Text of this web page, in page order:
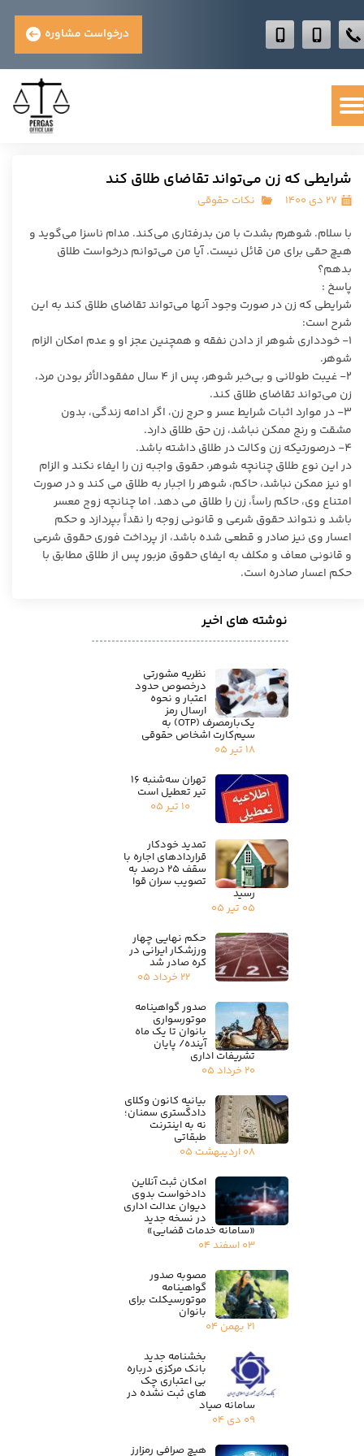
درخواست مشاوره
شرایطی که زن می‌تواند تقاضای طلاق کند
۲۷ دی ۱۴۰۰ نکات حقوقی
با سلام. شوهرم بشدت با من بدرفتاری می‌کند. مدام ناسزا می‌گوید و
هیچ حقی برای من قائل نیست. آیا من می‌توانم درخواست طلاق
بدهم؟
پاسخ :
شرایطی که زن در صورت وجود آنها می‌تواند تقاضای طلاق کند به این
شرح است:
۱- خودداری شوهر از دادن نفقه و همچنین عجز او و عدم امکان الزام
شوهر.
۲- غیبت طولانی و بی‌خبر شوهر، پس از 4 سال مفقود‌الأثر بودن مرد،
زن می‌تواند تقاضای طلاق کند.
۳- در موارد اثبات شرایط عسر و حرج زن، اگر ادامه زندگی، بدون
مشقت و رنج ممکن نباشد، زن حق طلاق دارد.
4- درصورتیکه زن وکالت در طلاق داشته باشد.
در این نوع طلاق چنانچه شوهر، حقوق واجبه زن را ایفاء نکند و الزام
او نیز ممکن نباشد، حاکم، شوهر را اجبار به طلاق می کند و در صورت
امتناع وی، حاکم راساً، زن را طلاق می دهد. اما چنانچه زوج معسر
باشد و نتواند حقوق شرعی و قانونی زوجه را نقداً بپردازد و حکم
اعسار وی نیز صادر و قطعی شده باشد، از پرداخت فوری حقوق شرعی
و قانونی معاف و مکلف به ایفای حقوق مزبور پس از طلاق مطابق با
حکم اعسار صادره است.
نوشته های اخیر
نظریه مشورتی
درخصوص حدود
اعتبار و نحوه
ارسال رمز
یک‌بارمصرف (OTP) به
سیم‌کارت اشخاص حقوقی
۱۸ تیر ۰۵
تهران سه‌شنبه ۱۶
تیر تعطیل است
۱۰ تیر ۰۵
تمدید خودکار
قراردادهای اجاره با
سقف ۲۵ درصد به
تصویب سران قوا
رسید
۰۵ تیر ۰۵
حکم نهایی چهار
ورزشکار ایرانی در
کره صادر شد
۲۲ خرداد ۰۵
صدور گواهینامه
موتورسواری
بانوان تا یک ماه
آینده/ پایان
تشریفات اداری
۲۰ خرداد ۰۵
بیانیه کانون وکلای
دادگستری سمنان؛
نه به اینترنت
طبقاتی
۰۸ اردیبهشت ۰۵
امکان ثبت آنلاین
دادخواست بدوی
دیوان عدالت اداری
در نسخه جدید
«سامانه خدمات قضایی»
۰۳ اسفند ۰۴
مصوبه صدور
گواهینامه
موتورسیکلت برای
بانوان
۲۱ بهمن ۰۴
بخشنامه جدید
بانک مرکزی درباره
بی اعتباری چک
های ثبت نشده در
سامانه صیاد
۰۹ دی ۰۴
هیچ صرافی رمزارز